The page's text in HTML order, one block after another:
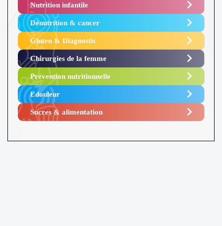
Nutrition infantile
Dénutrition & cancer
Gluten & Diagnostic
Chirurgies de la femme
Prévention nutritionnelle
Edouleur​
Sucres & alimentation​